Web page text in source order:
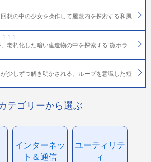
想の中の少女を操作して屋敷内を探索する和風
1.1.1
老朽化した暗い建造物の中を探索する“微ホラ
少しずつ解き明かされる。ループを意識した短
テゴリーから選ぶ
インターネッ
ト＆通信
ユーティリテ
ィ